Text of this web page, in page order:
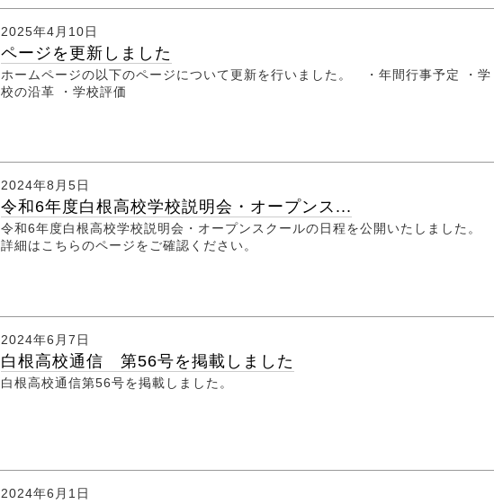
2025年4月10日
ページを更新しました
ホームページの以下のページについて更新を行いました。 ・年間行事予定 ・学
校の沿革 ・学校評価
2024年8月5日
令和6年度白根高校学校説明会・オープンス...
令和6年度白根高校学校説明会・オープンスクールの日程を公開いたしました。
詳細はこちらのページをご確認ください。
2024年6月7日
白根高校通信 第56号を掲載しました
白根高校通信第56号を掲載しました。
2024年6月1日